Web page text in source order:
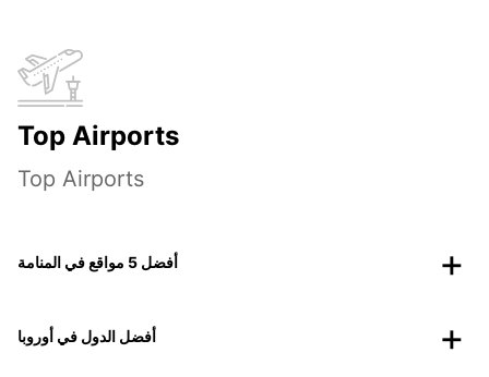
Top Airports
Top Airports
أفضل 5 مواقع في المنامة
أفضل الدول في أوروبا